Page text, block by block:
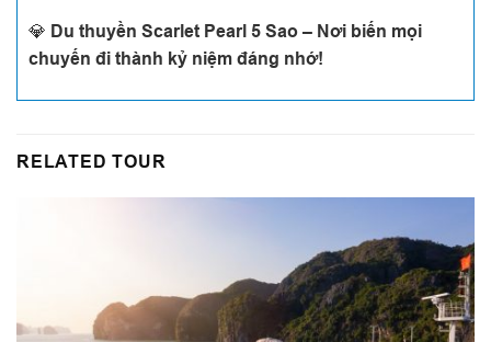
💎 Du thuyền Scarlet Pearl 5 Sao – Nơi biến mọi
chuyến đi thành kỷ niệm đáng nhớ!
RELATED TOUR